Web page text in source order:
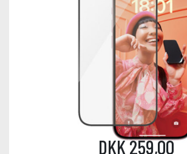
DKK 259,00